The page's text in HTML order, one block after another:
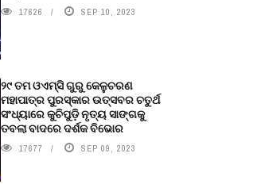
17626 SEP 10, 2023
୨୯ ତମ ଓଏମ୍‌ସି ଗୁରୁ କେଳୁଚରଣ
ମହାପାତ୍ର ପୁରସ୍କାର ଉତ୍ସବର ଚତୁର୍ଥ
ସଂଧ୍ୟାରେ କୁଚିପୁଡ଼ି ନୃତ୍ୟ ସାଙ୍ଗକୁ
ତବଲା ବାଦରେ ଦର୍ଶକ ବିଭୋର
17677 SEP 09, 2023